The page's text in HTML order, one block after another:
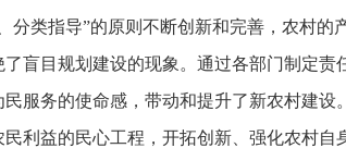
分类指导”的原则不断创新和完善，农村
盲目规划建设的现象。通过各部门制定责
服务的使命感，带动和提升了新农村建设。
利益的民心工程，开拓创新、强化农村